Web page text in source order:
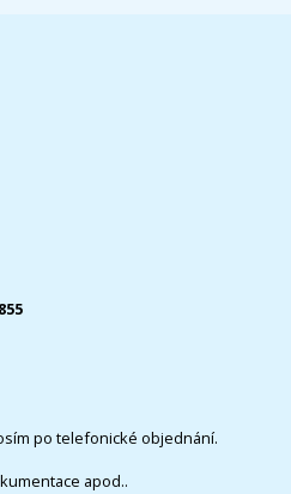
po telefonické objednání.
apod..